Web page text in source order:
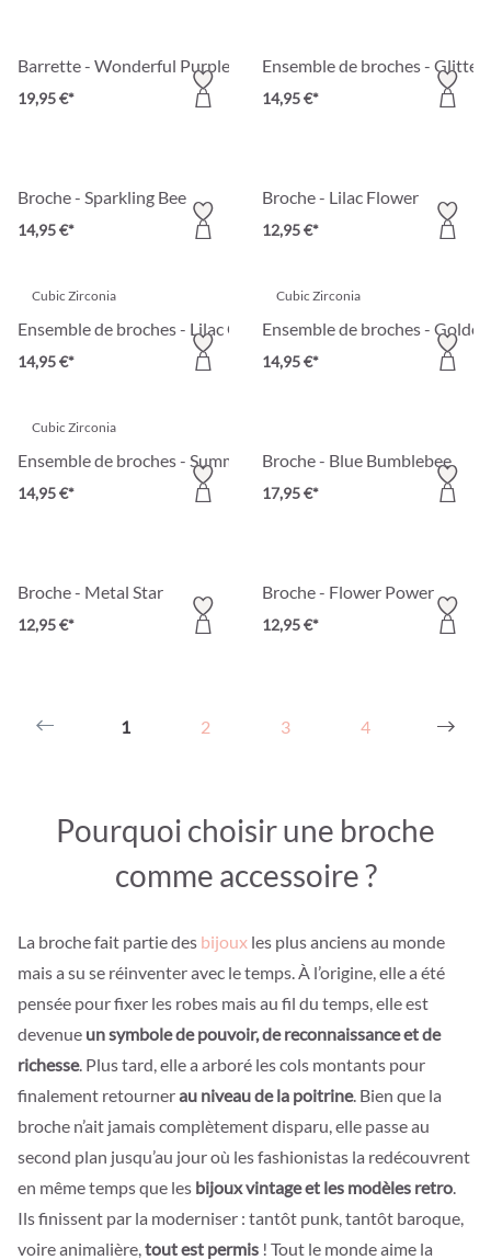
Barrette - Wonderful Purple
19,95 €*
Ensemble de broches -
14,95 €*
Broche - Sparkling Bee
14,95 €*
Broche - Lilac Flower
12,95 €*
Cubic Zirconia
Ensemble de broches - Lilac Garden
14,95 €*
Cubic Zirconia
Ensemble de broches -
14,95 €*
Cubic Zirconia
Ensemble de broches - Summer Fruits
14,95 €*
Broche - Blue Bumblebee
17,95 €*
Broche - Metal Star
12,95 €*
Broche - Flower Power
12,95 €*
1 2 3 4
Pourquoi choisir une broche
comme accessoire ?
La broche fait partie des bijoux les plus anciens au monde
mais a su se réinventer avec le temps. À l’origine, elle a été
pensée pour fixer les robes mais au fil du temps, elle est
devenue un symbole de pouvoir, de reconnaissance et de
richesse. Plus tard, elle a arboré les cols montants pour
finalement retournerau niveau de la poitrine. Bien que la
broche n’ait jamais complètement disparu, elle passe au
second plan jusqu’au jour où les fashionistas la redécouvrent
en même temps que les bijoux vintage et les modèles retro.
Ils finissent par la moderniser : tantôt punk, tantôt baroque,
voire animalière,tout est permis ! Tout le monde aime la